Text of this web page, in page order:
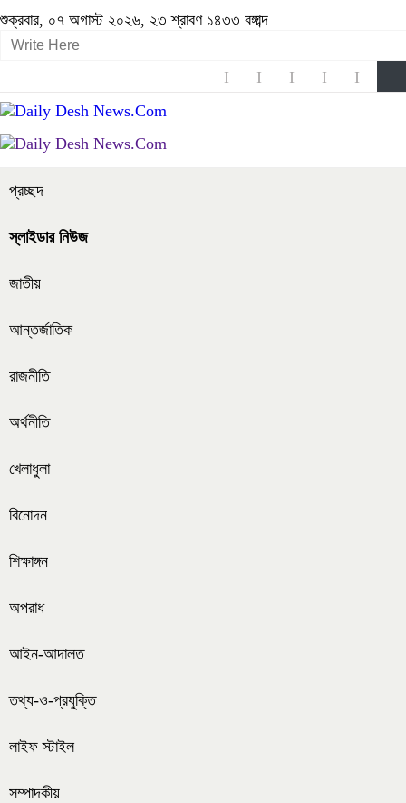
শুক্রবার, ০৭ অগাস্ট ২০২৬, ২৩ শ্রাবণ ১৪৩৩ বঙ্গাব্দ
প্রচ্ছদ
স্লাইডার নিউজ
জাতীয়
আন্তর্জাতিক
রাজনীতি
অর্থনীতি
খেলাধুলা
বিনোদন
শিক্ষাঙ্গন
অপরাধ
আইন-আদালত
তথ্য-ও-প্রযুক্তি
লাইফ স্টাইল
সম্পাদকীয়